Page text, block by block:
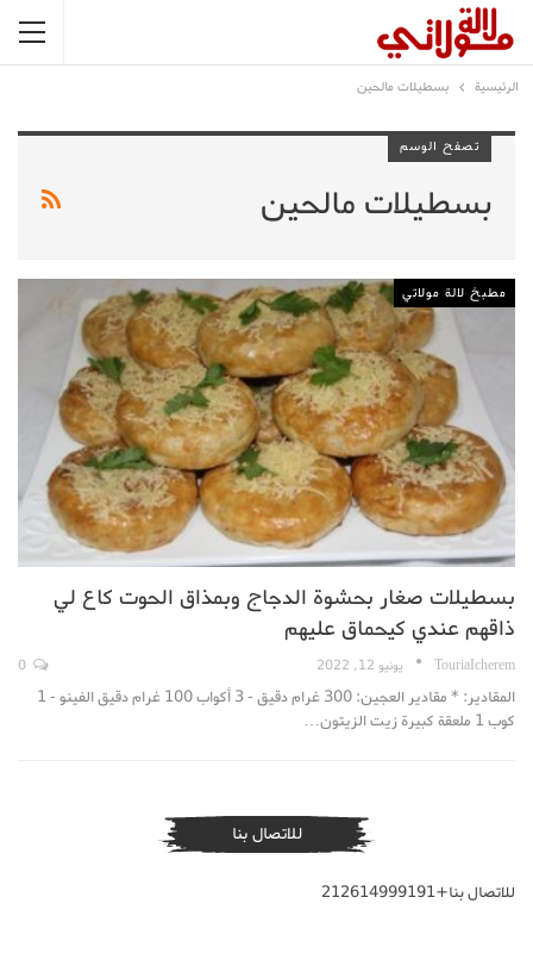
الرئيسية بسطيلات مالحين
تصفح الوسم
بسطيلات مالحين
مطبخ لالة مولاتي
بسطيلات صغار بحشوة الدجاج وبمذاق الحوت كاع لي
ذاقهم عندي كيحماق عليهم
TouriaIcherem يونيو 12, 2022
المقادير: * مقادير العجين: 300 غرام دقيق - 3 أكواب 100 غرام دقيق الفينو - 1
كوب 1 ملعقة كبيرة زيت الزيتون…
للاتصال بنا
للاتصال بنا+212614999191